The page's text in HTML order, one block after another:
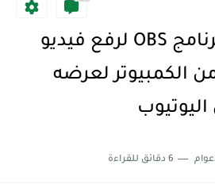
أفضل أكواد خصم تفيدك عند التسوق Discount Codes That Help...
أهمية تعلم قواعد اللغة الإنجليزية | مكونات الجملة في اللغة...شرح البث من برنامج OBS لرفع فيديو
الكمبيوتر لعرضه
6 دقائق للقراءة